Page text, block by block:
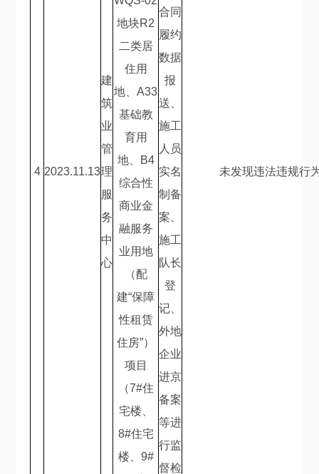
4 2023.11.13
建
筑
业
管
理
服
务
中
心
地块R2
二类居
住用
地、A33
基础教
育用
地、
B4
综合性
商业金
融服务
业用地
（配
建“保障
性租赁
住房”）
项目
（7#住
宅楼、
8#住宅
楼、 9#
合同
履约
数据
报
送、
施工
人员
实名
制备
案、
施工
队长
登
记、
外地
企业
进京
备案
等进
行监
督检
未发现违法违规行